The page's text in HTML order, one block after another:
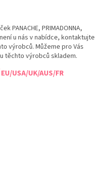
PANACHE, PRIMADONNA,
není u nás v nabídce, kontaktujte
výrobců. Můžeme pro Vás
těchto výrobců skladem.
USA/UK/AUS/FR